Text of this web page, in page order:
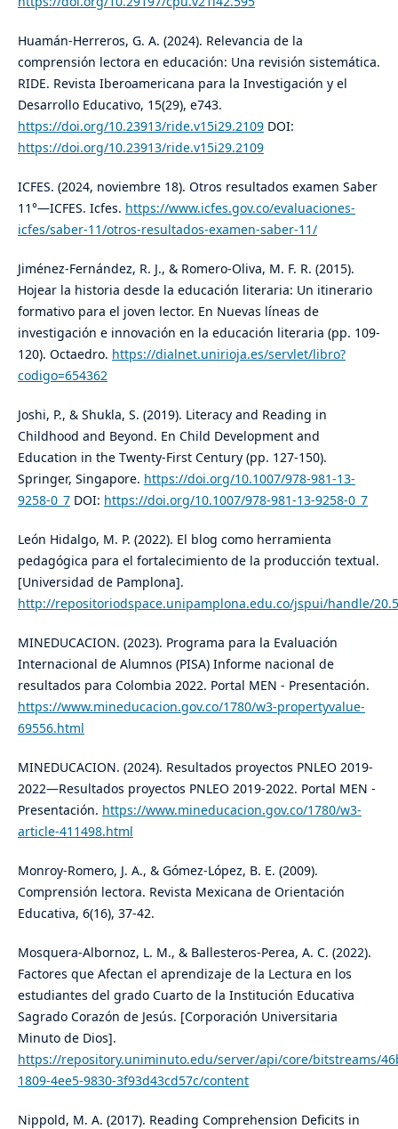
Huamán-Herreros, G. A. (2024). Relevancia de la
comprensión lectora en educación: Una revisión sistemática.
RIDE. Revista Iberoamericana para la Investigación y el
Desarrollo Educativo, 15(29), e743.
https://doi.org/10.23913/ride.v15i29.2109DOI:
https://doi.org/10.23913/ride.v15i29.2109
ICFES. (2024, noviembre 18). Otros resultados examen Saber
11°—ICFES. Icfes. https://www.icfes.gov.co/evaluaciones-
icfes/saber-11/otros-resultados-examen-saber-11/
Jiménez-Fernández, R. J., & Romero-Oliva, M. F. R. (2015).
Hojear la historia desde la educación literaria: Un itinerario
formativo para el joven lector. En Nuevas líneas de
investigación e innovación en la educación literaria (pp. 109-
120). Octaedro. https://dialnet.unirioja.es/servlet/libro?
codigo=654362
Joshi, P., & Shukla, S. (2019). Literacy and Reading in
Childhood and Beyond. En Child Development and
Education in the Twenty-First Century (pp. 127-150).
Springer, Singapore. https://doi.org/10.1007/978-981-13-
9258-0_7DOI: https://doi.org/10.1007/978-981-13-9258-0_7
León Hidalgo, M. P. (2022). El blog como herramienta
pedagógica para el fortalecimiento de la producción textual.
[Universidad de Pamplona].
http://repositoriodspace.unipamplona.edu.co/jspui/handle/
MINEDUCACION. (2023). Programa para la Evaluación
Internacional de Alumnos (PISA) Informe nacional de
resultados para Colombia 2022. Portal MEN - Presentación.
https://www.mineducacion.gov.co/1780/w3-propertyvalue-
69556.html
MINEDUCACION. (2024). Resultados proyectos PNLEO 2019-
2022—Resultados proyectos PNLEO 2019-2022. Portal MEN -
Presentación. https://www.mineducacion.gov.co/1780/w3-
article-411498.html
Monroy-Romero, J. A., & Gómez-López, B. E. (2009).
Comprensión lectora. Revista Mexicana de Orientación
Educativa, 6(16), 37-42.
Mosquera-Albornoz, L. M., & Ballesteros-Perea, A. C. (2022).
Factores que Afectan el aprendizaje de la Lectura en los
estudiantes del grado Cuarto de la Institución Educativa
Sagrado Corazón de Jesús. [Corporación Universitaria
Minuto de Dios].
https://repository.uniminuto.edu/server/api/core/bitstreams/
1809-4ee5-9830-3f93d43cd57c/content
Nippold, M. A. (2017). Reading Comprehension Deficits in